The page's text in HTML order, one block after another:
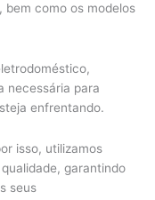
como os modelos
necessária para
enfrentando.
isso, utilizamos
garantindo
seus